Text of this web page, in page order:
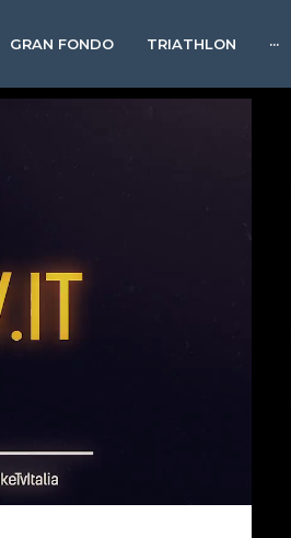
GRAN FONDO TRIATHLON ···